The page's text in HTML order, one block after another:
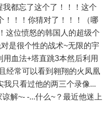
都忘了这个了！！！这个
！！！你猜对了！！！（哪
这位愤怒的韩国人的超级个
是很个性的战术~无限的宇
血法+塔直跳3本然后利用
经常可以看到翱翔的火凤凰
我只看过他的两三个录像...
解~- -...什么~？最近他迷上